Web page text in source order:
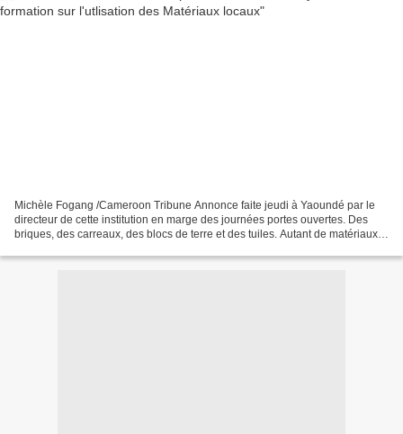
Michèle Fogang /Cameroon Tribune Annonce faite jeudi à Yaoundé par le
directeur de cette institution en marge des journées portes ouvertes. Des
briques, des carreaux, des blocs de terre et des tuiles. Autant de matériaux